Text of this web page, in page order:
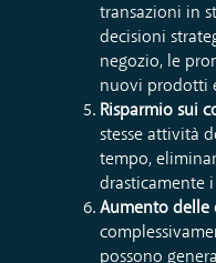
transazioni in
decisioni
negozio, le
nuovi prodotti
Risparmio sui
stesse attività
tempo,
drasticamente
Aumento delle
possono